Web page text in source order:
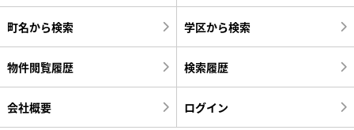
町名から検索 学区から検索
物件閲覧履歴 検索履歴
会社概要 ログイン